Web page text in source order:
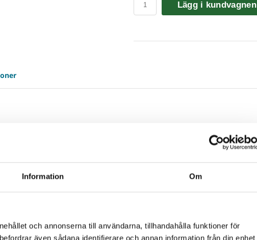
Information Om
och annonserna till användarna, tillhandahålla funktioner för
även sådana identifierare och annan information från din enhet
Lägg i kundvagnen
har även köpt